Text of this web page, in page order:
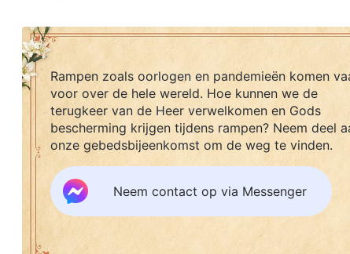
Rampen zoals oorlogen en pandemieën komen
voor over de hele wereld. Hoe kunnen we de
terugkeer van de Heer verwelkomen en Gods
bescherming krijgen tijdens rampen? Neem deel
onze gebedsbijeenkomst om de weg te vinden.
Neem contact op via Messenger